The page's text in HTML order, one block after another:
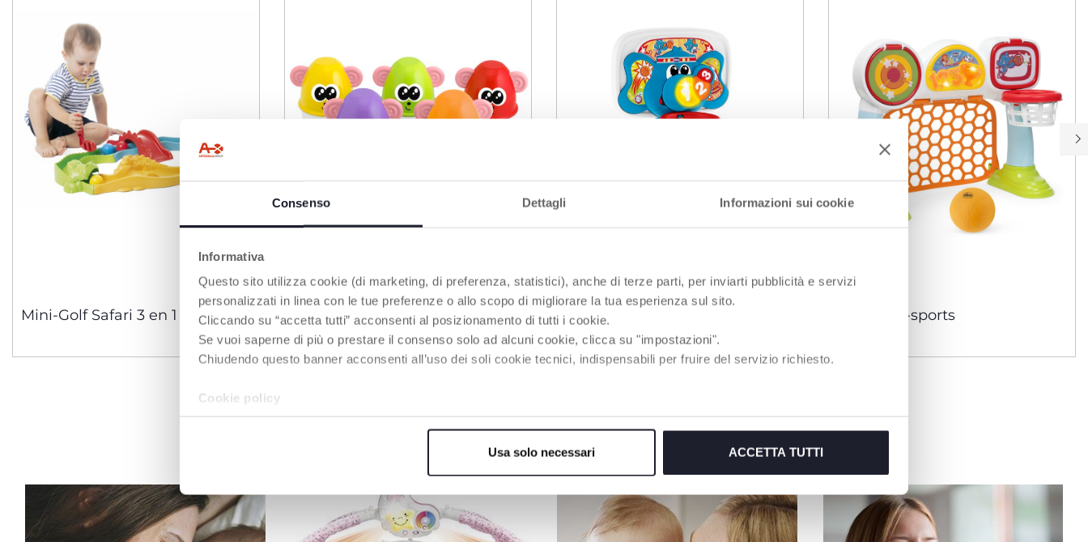
Consenso Dettagli Informazioni sui cookie
Informativa
Questo sito utilizza cookie (di marketing, di preferenza, statistici), anche di terze parti, per inviarti pubblicità e servizi
personalizzati in linea con le tue preferenze o allo scopo di migliorare la tua esperienza sul sito.
Cliccando su “accetta tutti” acconsenti al posizionamento di tutti i cookie.
Se vuoi saperne di più o prestare il consenso solo ad alcuni cookie, clicca su "impostazioni".
Chiudendo questo banner acconsenti all’uso dei soli cookie tecnici, indispensabili per fruire del servizio richiesto.
Cookie policy
Usa solo necessari ACCETTA TUTTI
Mini-Golf Safari 3 en 1 ECO+ Bowling de la jungle Strike Eléphant Panier de Basket But Multi-sports
NOS RECOMMANDATIONS